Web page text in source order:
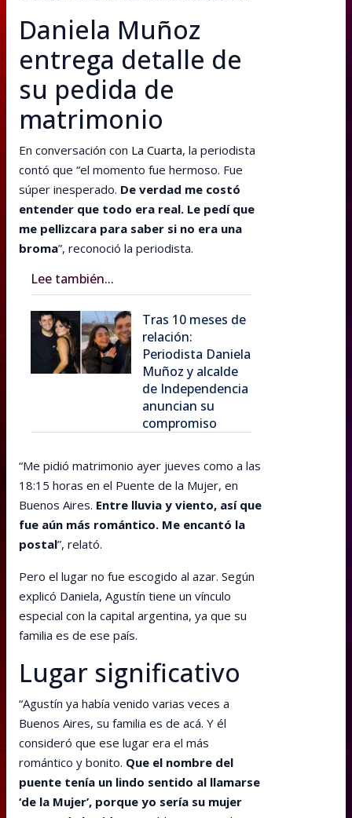
Daniela Muñoz
entrega detalle de
su pedida de
matrimonio
En conversación con La Cuarta, la periodista
contó que “el momento fue hermoso. Fue
súper inesperado. De verdad me costó
entender que todo era real. Le pedí que
me pellizcara para saber si no era una
broma”, reconoció la periodista.
Lee también...
Tras 10 meses de
relación:
Periodista Daniela
Muñoz y alcalde
de Independencia
anuncian su
compromiso
“Me pidió matrimonio ayer jueves como a las
18:15 horas en el Puente de la Mujer, en
Buenos Aires. Entre lluvia y viento, así que
fue aún más romántico. Me encantó la
postal”, relató.
Pero el lugar no fue escogido al azar. Según
explicó Daniela, Agustín tiene un vínculo
especial con la capital argentina, ya que su
familia es de ese país.
Lugar significativo
“Agustín ya había venido varias veces a
Buenos Aires, su familia es de acá. Y él
consideró que ese lugar era el más
romántico y bonito. Que el nombre del
puente tenía un lindo sentido al llamarse
‘de la Mujer’, porque yo sería su mujer